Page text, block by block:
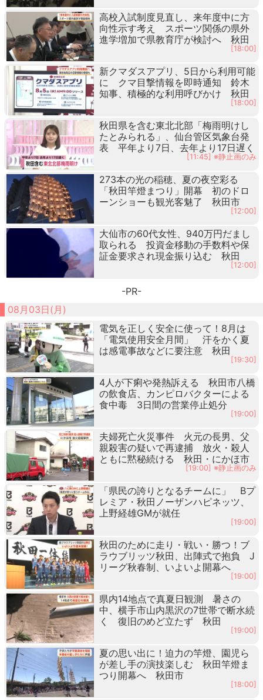
高校入試制度見直し、来年度中に方
向性示す考え スポーツ関係の県外
進学増加で県教育庁が検討へ 秋田
[18:00]
新クマダスアプリ、5日から利用可能
に クマ目撃情報を即時通知 鈴木
知事、積極的な利用呼びかけ 秋田
[18:00]
秋田県を含む東北北部「梅雨明けし
たとみられる」、仙台管区気象台発
表 平年より7日、去年より17日遅く
[11:45] ※静止画のみ
273本の光の稲穂、夏の夜空彩る
「秋田竿燈まつり」開幕 初のドロ
ーンショーも観光客魅了 秋田市
[12:00]
大仙市の60代女性、940万円だまし
取られる 投資金移動の手数料や保
証金要求され現金振り込む 秋田
[12:00]
-PR-
08月03日(月)
電気を正しく安全に使って！8月は
「電気使用安全月間」 汗をかく夏
は感電事故などに要注意 秋田
[19:30]
4人が下痢や発熱訴える 秋田市八橋
の飲食店、カンピロバクターによる
食中毒 3日間の営業停止処分
[19:00]
夫婦死亡火災事件 火元の長男、父
親殺害の疑いで再逮捕 放火・殺人
ともに黙秘続ける 秋田・にかほ市
[19:00] ※静止画のみ
「県民の誇りとなるチームに」 Bプ
レミア・秋田ノーザンハピネッツ、
上野経雄GMが就任
[19:00]
秋田のために走り・戦い・勝つ！ブ
ラウブリッツ秋田、出陣式で抱負 J
リーグ秋春制、いよいよ開幕へ
[19:00]
県内14地点で真夏日観測 暑さの
中、横手市山内黒沢の7世帯で断水続
く 復旧のめど立たず 秋田
[19:00]
夏の思い出に！迫力の竿燈、園児ら
が差し手の演技楽しむ 秋田竿燈ま
つり開幕へ 秋田市
[18:00]